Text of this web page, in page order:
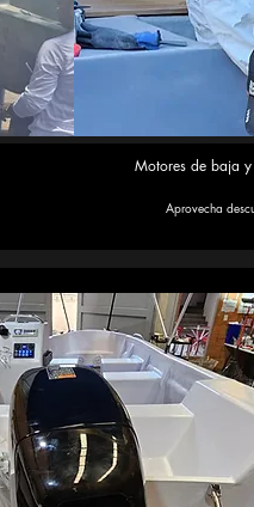
Motores de baja
Aprovecha